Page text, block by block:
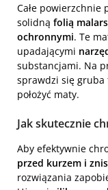
Całe powierzchnie
solidną folią
ochronnymi. Te
upadającymi
substancjami. Na
sprawdzi się gruba
położyć maty.
Jak skutecznie
Aby efektywnie
przed kurzem i
rozwiązania